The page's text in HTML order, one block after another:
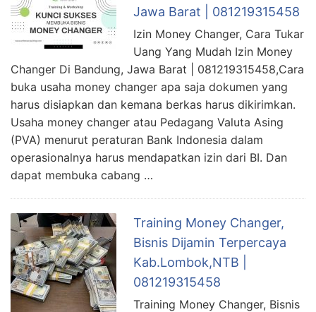
Jawa Barat | 081219315458
Izin Money Changer, Cara Tukar
Uang Yang Mudah Izin Money
Changer Di Bandung, Jawa Barat | 081219315458,Cara
buka usaha money changer apa saja dokumen yang
harus disiapkan dan kemana berkas harus dikirimkan.
Usaha money changer atau Pedagang Valuta Asing
(PVA) menurut peraturan Bank Indonesia dalam
operasionalnya harus mendapatkan izin dari BI. Dan
dapat membuka cabang …
Training Money Changer,
Bisnis Dijamin Terpercaya
Kab.Lombok,NTB |
081219315458
Training Money Changer, Bisnis